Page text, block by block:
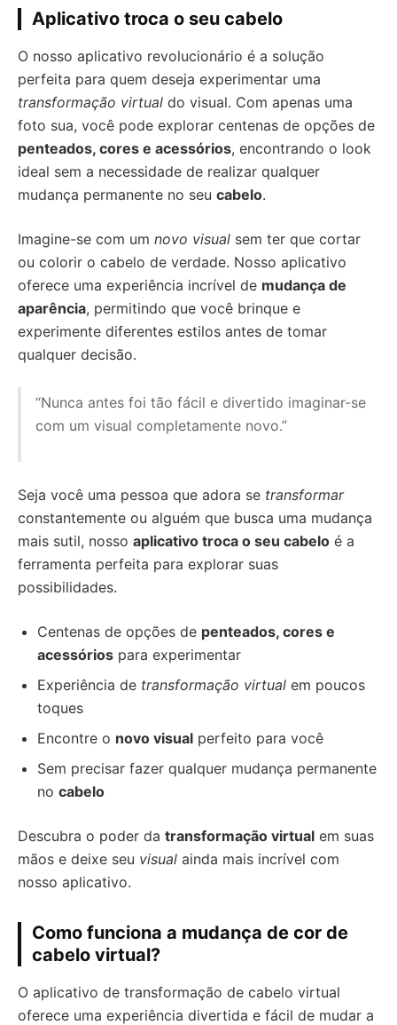
Aplicativo troca o seu cabelo
O nosso aplicativo revolucionário é a solução
perfeita para quem deseja experimentar uma
transformação virtual do visual. Com apenas uma
foto sua, você pode explorar centenas de opções de
penteados, cores e acessórios, encontrando o look
ideal sem a necessidade de realizar qualquer
mudança permanente no seu cabelo.
Imagine-se com um novo visual sem ter que cortar
ou colorir o cabelo de verdade. Nosso aplicativo
oferece uma experiência incrível de mudança de
aparência, permitindo que você brinque e
experimente diferentes estilos antes de tomar
qualquer decisão.
“Nunca antes foi tão fácil e divertido imaginar-se
com um visual completamente novo.”
Seja você uma pessoa que adora se transformar
constantemente ou alguém que busca uma mudança
mais sutil, nosso aplicativo troca o seu cabelo é a
ferramenta perfeita para explorar suas
possibilidades.
Centenas de opções de penteados, cores e
acessórios para experimentar
Experiência de transformação virtual em poucos
toques
Encontre o novo visual perfeito para você
Sem precisar fazer qualquer mudança permanente
no cabelo
Descubra o poder da transformação virtual em suas
mãos e deixe seu visual ainda mais incrível com
nosso aplicativo.
Como funciona a mudança de cor de
cabelo virtual?
O aplicativo de transformação de cabelo virtual
oferece uma experiência divertida e fácil de mudar a